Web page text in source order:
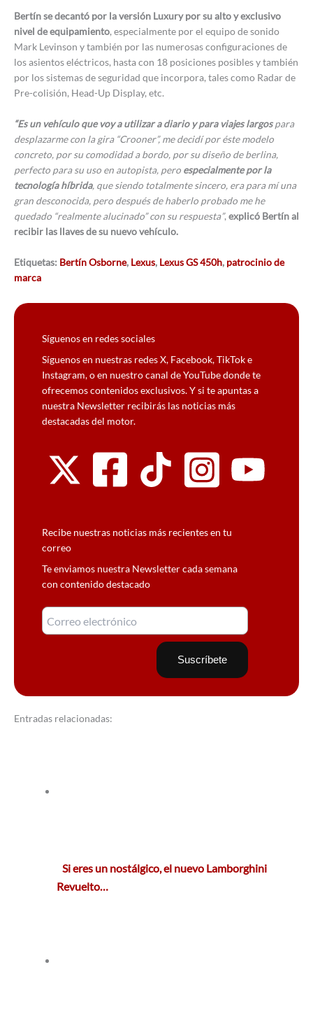
Bertín se decantó por la versión Luxury por su alto y exclusivo
nivel de equipamiento, especialmente por el equipo de sonido
Mark Levinson y también por las numerosas configuraciones de
los asientos eléctricos, hasta con 18 posiciones posibles y también
por los sistemas de seguridad que incorpora, tales como Radar de
Pre-colisión, Head-Up Display, etc.
“Es un vehículo que voy a utilizar a diario y para viajes largospara
desplazarme con la gira “Crooner”, me decidí por éste modelo
concreto, por su comodidad a bordo, por su diseño de berlina,
perfecto para su uso en autopista, pero especialmente por la
tecnología híbrida, que siendo totalmente sincero, era para mí una
gran desconocida, pero después de haberlo probado me he
quedado “realmente alucinado” con su respuesta”, explicó Bertín al
recibir las llaves de su nuevo vehículo.
Etiquetas: Bertín Osborne, Lexus, Lexus GS 450h, patrocinio de
marca
Síguenos en redes sociales
Síguenos en nuestras redes X, Facebook, TikTok e
Instagram, o en nuestro canal de YouTube donde te
ofrecemos contenidos exclusivos. Y si te apuntas a
nuestra Newsletter recibirás las noticias más
destacadas del motor.
Recibe nuestras noticias más recientes en tu
correo
Te enviamos nuestra Newsletter cada semana
con contenido destacado
Entradas relacionadas:
Si eres un nostálgico, el nuevo Lamborghini
Revuelto…